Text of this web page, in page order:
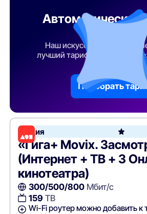
Автоматический
Наш искусственный
лучший тарифный план по
Подобрать
Акция
«Гига+ Movix.
(Интернет + ТВ + 3
кинотеатра)
300/500/800Мбит/с
159 ТВ
Wi-Fi роутер можно добавить к